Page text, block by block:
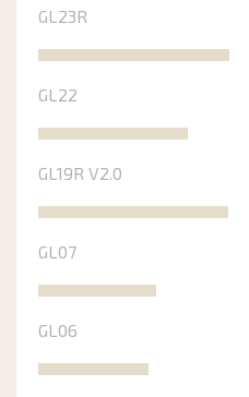
GL23R
GL22
GL19R V2.0
GL07
GL06